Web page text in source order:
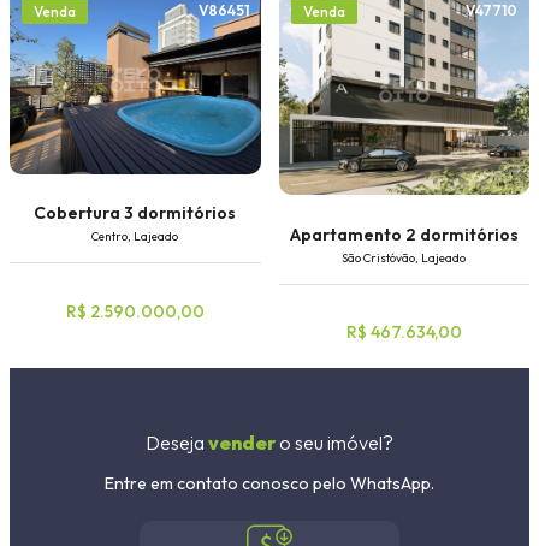
Venda V86451
Cobertura 3 dormitórios
Centro, Lajeado
R$ 2.590.000,00
Venda V47710
Apartamento 2 dormitórios
São Cristóvão, Lajeado
R$ 467.634,00
Deseja vendero seu imóvel?
Entre em contato conosco pelo WhatsApp.